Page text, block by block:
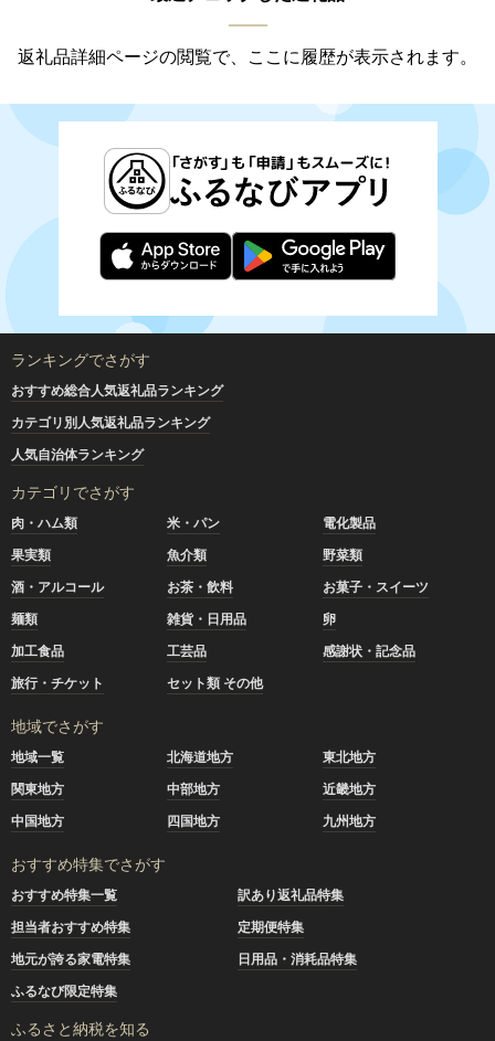
返礼品詳細ページの閲覧で、ここに履歴が表示されます。
ランキングでさがす
おすすめ総合人気返礼品ランキング
カテゴリ別人気返礼品ランキング
人気自治体ランキング
カテゴリでさがす
肉・ハム類 米・パン
電化製品
果実類
魚介類
野菜類
酒・アルコール
お茶・飲料
お菓子・スイーツ
麺類
雑貨・日用品
卵
加工食品
工芸品
感謝状・記念品
旅行・チケット
セット類 その他
地域でさがす
地域一覧 北海道地方
東北地方
関東地方
中部地方
近畿地方
中国地方
四国地方 九州地方
おすすめ特集でさがす
おすすめ特集一覧
訳あり返礼品特集
担当者おすすめ特集
定期便特集
地元が誇る家電特集
日用品・消耗品特集
ふるなび限定特集
ふるさと納税を知る